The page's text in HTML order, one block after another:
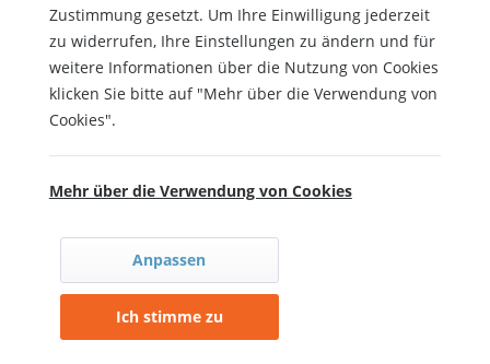
Zustimmung gesetzt. Um Ihre Einwilligung jederzeit
zu widerrufen, Ihre Einstellungen zu ändern und für
weitere Informationen über die Nutzung von Cookies
klicken Sie bitte auf "Mehr über die Verwendung von
Cookies".
Mehr über die Verwendung von Cookies
Anpassen
Ich stimme zu